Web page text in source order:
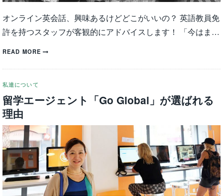
オンライン英会話、興味あるけどどこがいいの？ 英語教員免
許を持つスタッフが客観的にアドバイスします！ 「今はま…
READ MORE
私達について
留学エージェント「Go Global」が選ばれる
理由